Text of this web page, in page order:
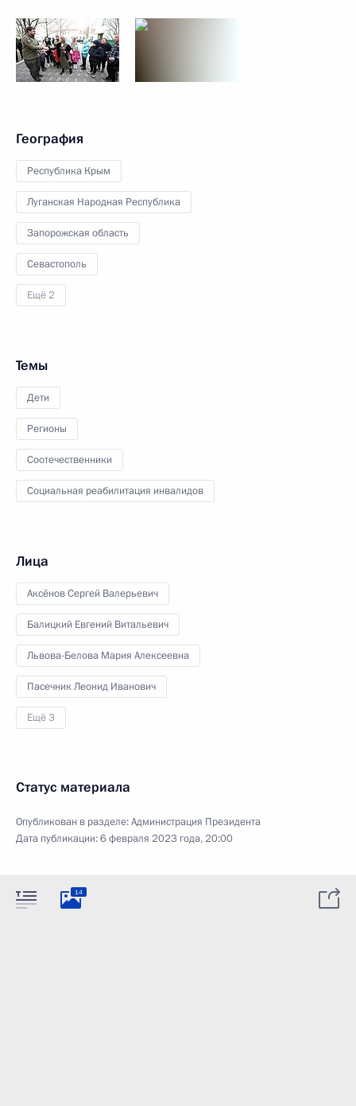
География
Республика Крым
Луганская Народная Республика
Запорожская область
Севастополь
Ещё 2
Темы
Дети
Регионы
Соотечественники
Социальная реабилитация инвалидов
Лица
Аксёнов Сергей Валерьевич
Балицкий Евгений Витальевич
Львова-Белова Мария Алексеевна
Пасечник Леонид Иванович
Ещё 3
Статус материала
Опубликован в разделе:Администрация Президента
Дата публикации:6 февраля 2023 года, 20:00
14